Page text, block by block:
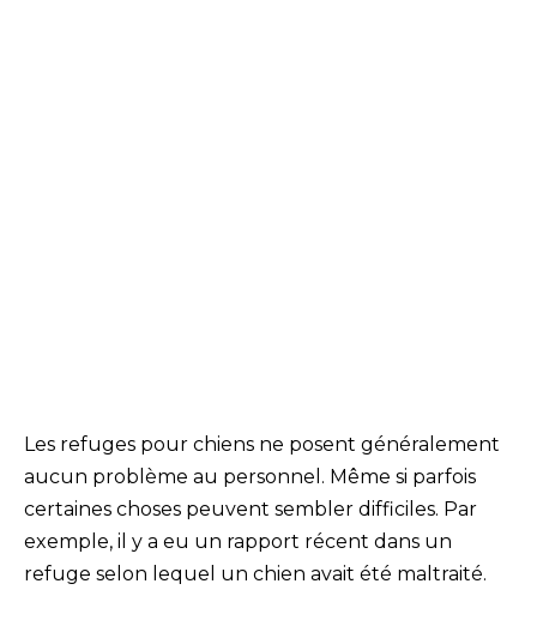
Les refuges pour chiens ne posent généralement
aucun problème au personnel. Même si parfois
certaines choses peuvent sembler difficiles. Par
exemple, il y a eu un rapport récent dans un
refuge selon lequel un chien avait été maltraité.